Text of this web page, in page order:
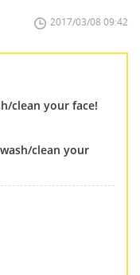
2017/03/08 09:42
clean your face!
clean your